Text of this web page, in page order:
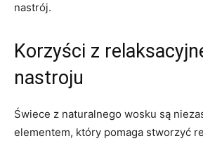
nastrój.
Korzyści z
nastroju
Świece z naturalnego wosku są‌
elementem, który ‍pomaga stworzyć